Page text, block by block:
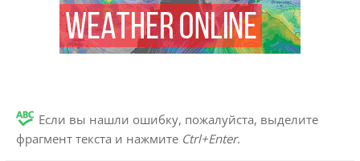
Если вы нашли ошибку, пожалуйста, выделите
фрагмент текста и нажмите Ctrl+Enter.